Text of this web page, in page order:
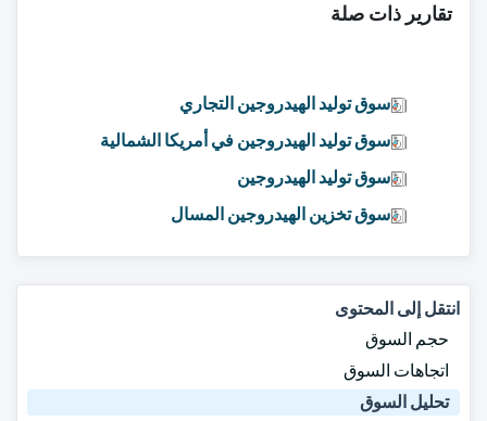
تقارير ذات صلة
سوق توليد الهيدروجين التجاري
سوق توليد الهيدروجين في أمريكا الشمالية
سوق توليد الهيدروجين
سوق تخزين الهيدروجين المسال
انتقل إلى المحتوى
حجم السوق
اتجاهات السوق
تحليل السوق